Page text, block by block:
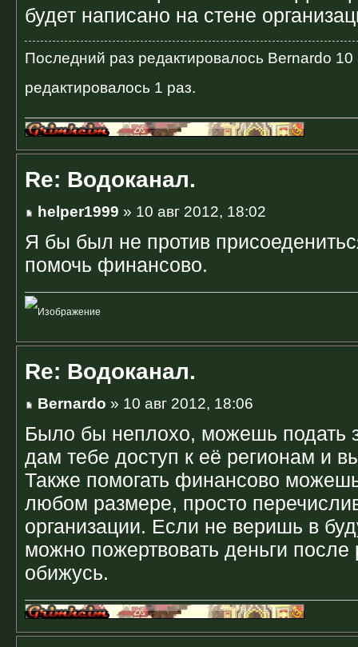
будет написано на стене
Последний раз редактировалось Bernardo 10
редактировалось 1 раз.
Re: Водоканал.
helper1999 » 10 авг 2012, 18:02
Я бы был не против
помочь финансово.
Re: Водоканал.
Bernardo » 10 авг 2012, 18:06
Было бы неплохо, можешь подать
дам тебе доступ к её регионам и
Также помогать финансово
любом размере, просто
организации. Если не веришь в
можно пожертвовать деньги
обижусь.